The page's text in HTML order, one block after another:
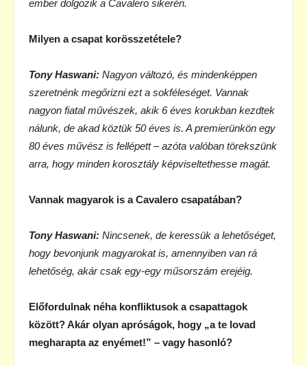
ember dolgozik a Cavalero sikerén.
Milyen a csapat korösszetétele?
Tony Haswani: Nagyon változó, és mindenképpen
szeretnénk megőrizni ezt a sokféleséget. Vannak
nagyon fiatal művészek, akik 6 éves korukban kezdtek
nálunk, de akad köztük 50 éves is. A premierünkön egy
80 éves művész is fellépett – azóta valóban törekszünk
arra, hogy minden korosztály képviseltethesse magát.
Vannak magyarok is a Cavalero csapatában?
Tony Haswani: Nincsenek, de keressük a lehetőséget,
hogy bevonjunk magyarokat is, amennyiben van rá
lehetőség, akár csak egy-egy műsorszám erejéig.
Előfordulnak néha konfliktusok a csapattagok
között? Akár olyan apróságok, hogy „a te lovad
megharapta az enyémet!” – vagy hasonló?